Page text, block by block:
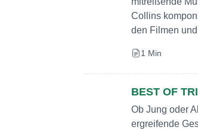
Collins
den Filmen
1 Min
BEST OF
Ob Jung oder
ergreifende